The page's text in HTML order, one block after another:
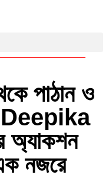
পাঠান ও
Deepika
নজরে